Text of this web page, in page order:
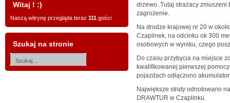
Witaj ! :)
Naszą witrynę przegląda teraz 111 gości
Szukaj na stronie
drzewo. Tutaj strażacy zmuszeni
zagrożenie.
Na drodze krajowej nr 20 w
Czaplinek, na odcinku ok 300
osobowych w wyniku, czego
Do czasu przybycia na miejsce
kwalifikowanej pierwszej
pojazdach odłączono
Największe straty odnotowano
DRAWTUR w Czaplinku.